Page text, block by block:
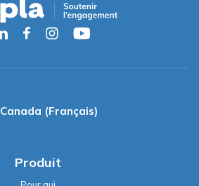
Canada (Français)
Produit